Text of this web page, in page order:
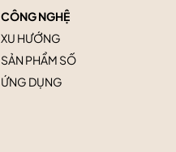
CÔNG NGHỆ
XU HƯỚNG
SẢN PHẨM SỐ
ỨNG DỤNG